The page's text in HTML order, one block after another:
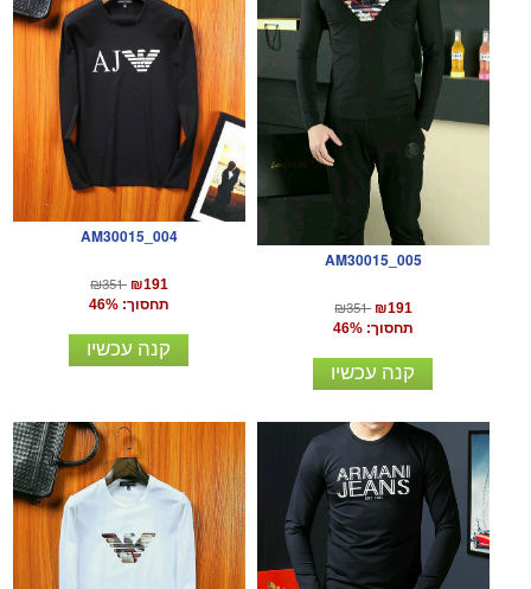
AM30015_004
₪351 ₪191
תחסוך: 46%
קנה עכשיו
AM30015_005
₪351 ₪191
תחסוך: 46%
קנה עכשיו